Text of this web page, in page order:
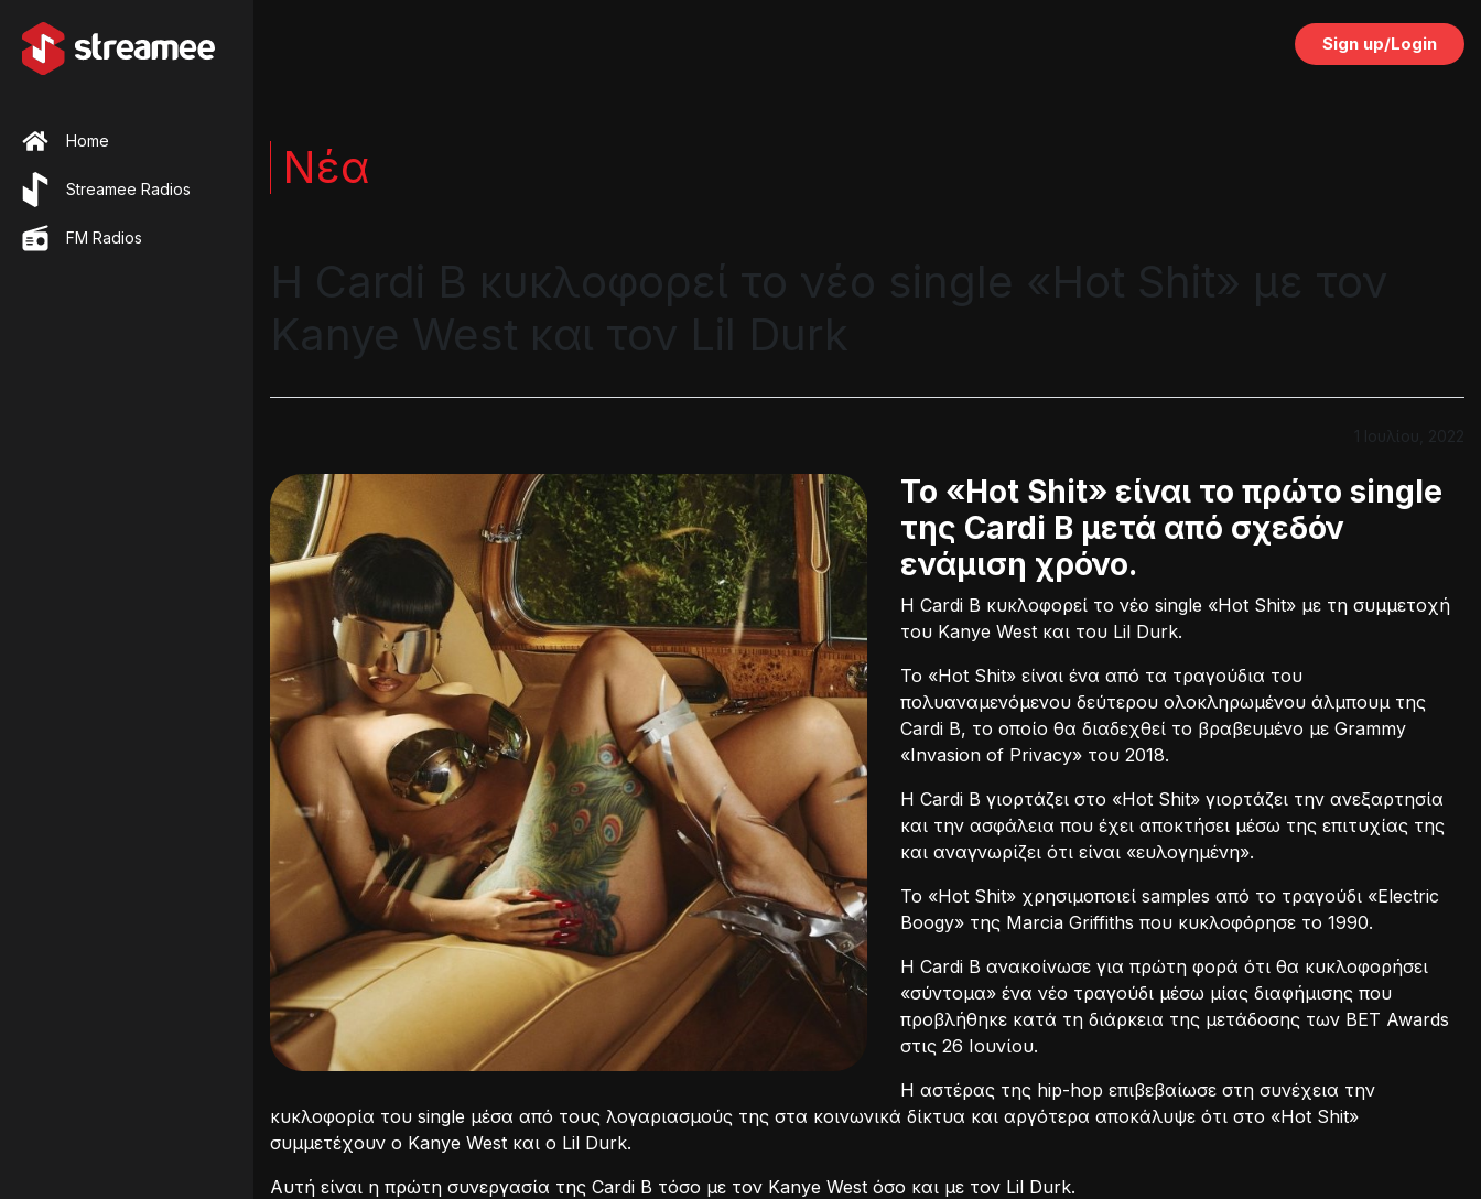
Home
Streamee Radios
FM Radios
Sign up/Login
Νέα
Η Cardi B κυκλοφορεί το νέο single «Hot Shit» με τον
Kanye West και τον Lil Durk
1 Ιουλίου, 2022
Το «Hot Shit» είναι το πρώτο single
της Cardi B μετά από σχεδόν
ενάμιση χρόνο.
Η Cardi B κυκλοφορεί το νέο single «Hot Shit» με τη συμμετοχή
του Kanye West και του Lil Durk.
Το «Hot Shit» είναι ένα από τα τραγούδια του
πολυαναμενόμενου δεύτερου ολοκληρωμένου άλμπουμ της
Cardi B, το οποίο θα διαδεχθεί το βραβευμένο με Grammy
«Invasion of Privacy» του 2018.
Η Cardi B γιορτάζει στο «Hot Shit» γιορτάζει την ανεξαρτησία
και την ασφάλεια που έχει αποκτήσει μέσω της επιτυχίας της
και αναγνωρίζει ότι είναι «ευλογημένη».
Το «Hot Shit» χρησιμοποιεί samples από το τραγούδι «Electric
Boogy» της Marcia Griffiths που κυκλοφόρησε το 1990.
Η Cardi B ανακοίνωσε για πρώτη φορά ότι θα κυκλοφορήσει
«σύντομα» ένα νέο τραγούδι μέσω μίας διαφήμισης που
προβλήθηκε κατά τη διάρκεια της μετάδοσης των BET Awards
στις 26 Ιουνίου.
Η αστέρας της hip-hop επιβεβαίωσε στη συνέχεια την
κυκλοφορία του single μέσα από τους λογαριασμούς της στα κοινωνικά δίκτυα και αργότερα αποκάλυψε ότι στο «Hot Shit»
συμμετέχουν ο Kanye West και ο Lil Durk.
Αυτή είναι η πρώτη συνεργασία της Cardi B τόσο με τον Kanye West όσο και με τον Lil Durk.